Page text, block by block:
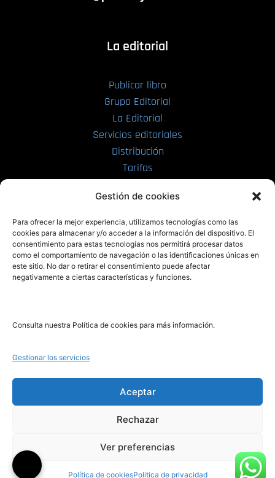
Gestión de cookies
Para ofrecer la mejor experiencia, utilizamos tecnologías como las
cookies para almacenar y/o acceder a la información del dispositivo. El
consentimiento para estas tecnologías nos permitirá procesar datos
como el comportamiento de navegación o las identificaciones únicas en
este sitio. No dar o retirar el consentimiento puede afectar
negativamente a ciertas características y funciones.
Consulta nuestra Política de cookies para más información.
Gestionar los servicios
Aceptar
Rechazar
Ver preferencias
Política de cookiesPolitica de privacidad
La editorial
Publicar libro
Grupo Editorial
La Editorial
Servicios editoriales
Distribución
Tarifas
PRL | Films
PRL | Play
PRL | LAB
Noticias
Legal
Aviso Legal
Política de Privacidad